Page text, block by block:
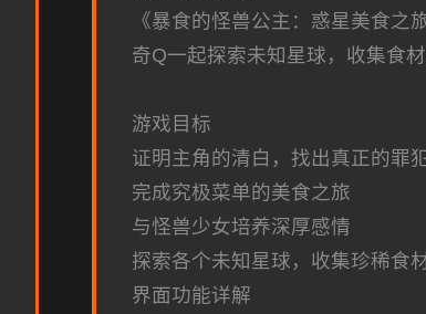
《暴食的怪兽公主：惑星美食
奇Q一起探索未知星球，收集食材
游戏目标
证明主角的清白，找出真正的罪
完成究极菜单的美食之旅
与怪兽少女培养深厚感情
探索各个未知星球，收集珍稀食
界面功能详解